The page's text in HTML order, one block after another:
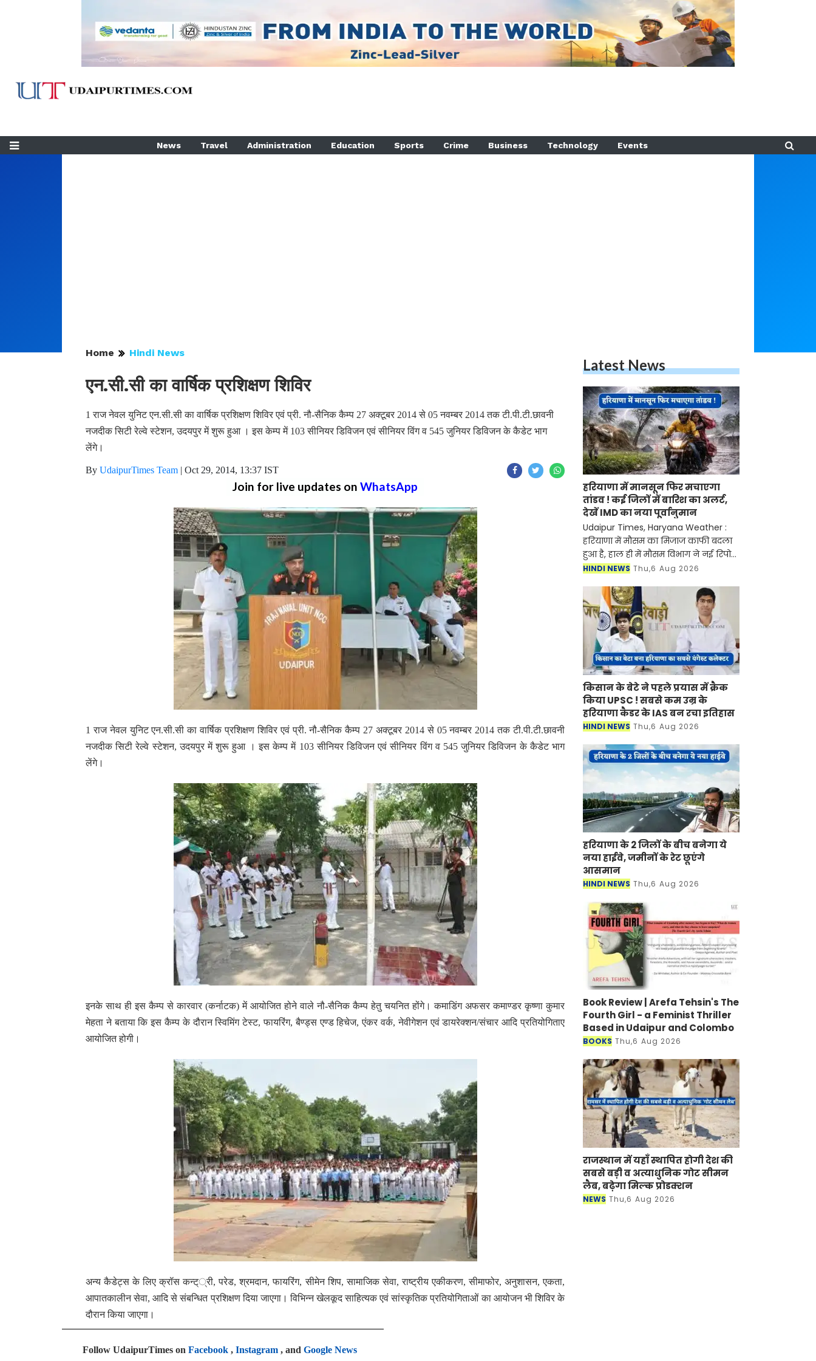
News Travel Administration Education Sports Crime Business Technology Events
Home Hindi News
एन.सी.सी का वार्षिक प्रशिक्षण शिविर
1 राज नेवल युनिट एन.सी.सी का वार्षिक प्रशिक्षण शिविर एवं प्री. नौ-सैनिक कैम्प 27 अक्टूबर 2014 से 05 नवम्बर 2014 तक टी.पी.टी.छावनी
नजदीक सिटी रेल्वे स्टेशन, उदयपुर में शुरू हुआ । इस केम्प में 103 सीनियर डिविजन एवं सीनियर विंग व 545 जुनियर डिविजन के कैडेट भाग
लेंगे।
By UdaipurTimes Team | Oct 29, 2014, 13:37 IST
Join for live updates on WhatsApp
1 राज नेवल युनिट एन.सी.सी का वार्षिक प्रशिक्षण शिविर एवं प्री. नौ-सैनिक कैम्प 27 अक्टूबर 2014 से 05 नवम्बर 2014 तक टी.पी.टी.छावनी
नजदीक सिटी रेल्वे स्टेशन, उदयपुर में शुरू हुआ । इस केम्प में 103 सीनियर डिविजन एवं सीनियर विंग व 545 जुनियर डिविजन के कैडेट भाग
लेंगे।
इनके साथ ही इस कैम्प से कारवार (कर्नाटक) में आयोजित होने वाले नौ-सैनिक कैम्प हेतु चयनित होंगे। कमाडिंग अफसर कमाण्डर कृष्णा कुमार
मेहता ने बताया कि इस कैम्प के दौरान स्विमिंग टेस्ट, फायरिंग, बैण्ड्स एण्ड हिचेज, एंकर वर्क, नेवीगेशन एवं डायरेक्शन/संचार आदि प्रतियोगिताए
आयोजित होगी।
अन्य कैडेट्स के लिए क्रॉस कन्ट््री, परेड, श्रमदान, फायरिंग, सीमेन शिप, सामाजिक सेवा, राष्ट्रीय एकीकरण, सीमाफोर, अनुशासन, एकता,
आपातकालीन सेवा, आदि से संबन्धित प्रशिक्षण दिया जाएगा। विभिन्न खेलकूद साहित्यक एवं सांस्कृतिक प्रतियोगिताओं का आयोजन भी शिविर के
दौरान किया जाएगा।
Follow UdaipurTimes on Facebook , Instagram , and Google News
Latest News
हरियाणा में मानसून फिर मचाएगा
तांडव ! कई जिलों में बारिश का अलर्ट,
देखें IMD का नया पूर्वानुमान
Udaipur Times, Haryana Weather :
हरियाणा में मौसम का मिजाज काफी बदला
हुआ है, हाल ही में मौसम विभाग ने नई रिपोर्ट
जारी करते हुए बताया है की प्रदेश में मानसून
HINDI NEWS Thu,6 Aug 2026
किसान के बेटे ने पहले प्रयास में क्रैक
किया UPSC ! सबसे कम उम्र के
हरियाणा कैडर के IAS बन रचा इतिहास
HINDI NEWS Thu,6 Aug 2026
हरियाणा के 2 जिलों के बीच बनेगा ये
नया हाईवे, जमीनों के रेट छूएंगे
आसमान
HINDI NEWS Thu,6 Aug 2026
Book Review | Arefa Tehsin's The
Fourth Girl - a Feminist Thriller
Based in Udaipur and Colombo
BOOKS Thu,6 Aug 2026
राजस्थान में यहाँ स्थापित होगी देश की
सबसे बड़ी व अत्याधुनिक गोट सीमन
लैब, बढ़ेगा मिल्क प्रोडक्शन
NEWS Thu,6 Aug 2026